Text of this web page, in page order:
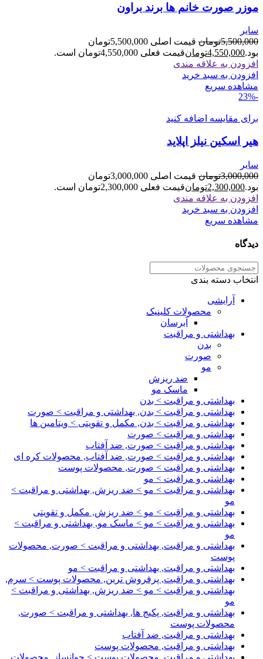
موزر صورت خانم ها برند براون
سایر
5,500,000تومان
قیمت اصلی 5,500,000تومان
بود.4,550,000تومانقیمت فعلی 4,550,000تومان است.
افزودن به علاقه مندی
افزودن به سبد خرید
مشاهده سریع
-23%
برای مقایسه اضافه کنید
هیر اسکین نیلز اپلاید
سایر
3,000,000تومان
قیمت اصلی 3,000,000تومان
بود.2,300,000تومانقیمت فعلی 2,300,000تومان است.
افزودن به علاقه مندی
افزودن به سبد خرید
مشاهده سریع
دیدگاه
انتخاب دسته بندی
آرایشی
محصولات کلینیک
آبرسان
بهداشتی و مراقبت
بدن
صورت
مو
ضد ریزش
ماسک مو
بهداشتی و مراقبت > بدن
بهداشتی و مراقبت > بدن, بهداشتی و مراقبت > صورت
بهداشتی و مراقبت > بدن, مکمل و تقویتی > ویتامین ها
بهداشتی و مراقبت > صورت
بهداشتی و مراقبت > صورت, ضد آفتاب
بهداشتی و مراقبت > صورت, ضد آفتاب, محصولات کره ای
بهداشتی و مراقبت > صورت, محصولات پوست
بهداشتی و مراقبت > مو
بهداشتی و مراقبت > مو > ضد ریزش, بهداشتی و مراقبت >
مو
بهداشتی و مراقبت > مو > ضد ریزش, مکمل و تقویتی
بهداشتی و مراقبت > مو > ماسک مو, بهداشتی و مراقبت >
مو
بهداشتی و مراقبت, بهداشتی و مراقبت > صورت, محصولات
پوست
بهداشتی و مراقبت, بهداشتی و مراقبت > مو
بهداشتی و مراقبت, پرفروش ترین, محصولات پوست > سرم,
بهداشتی و مراقبت > مو > ضد ریزش, بهداشتی و مراقبت >
مو
بهداشتی و مراقبت, پکیج ها, بهداشتی و مراقبت > صورت,
محصولات پوست
بهداشتی و مراقبت, ضد آفتاب
بهداشتی و مراقبت, محصولات پوست